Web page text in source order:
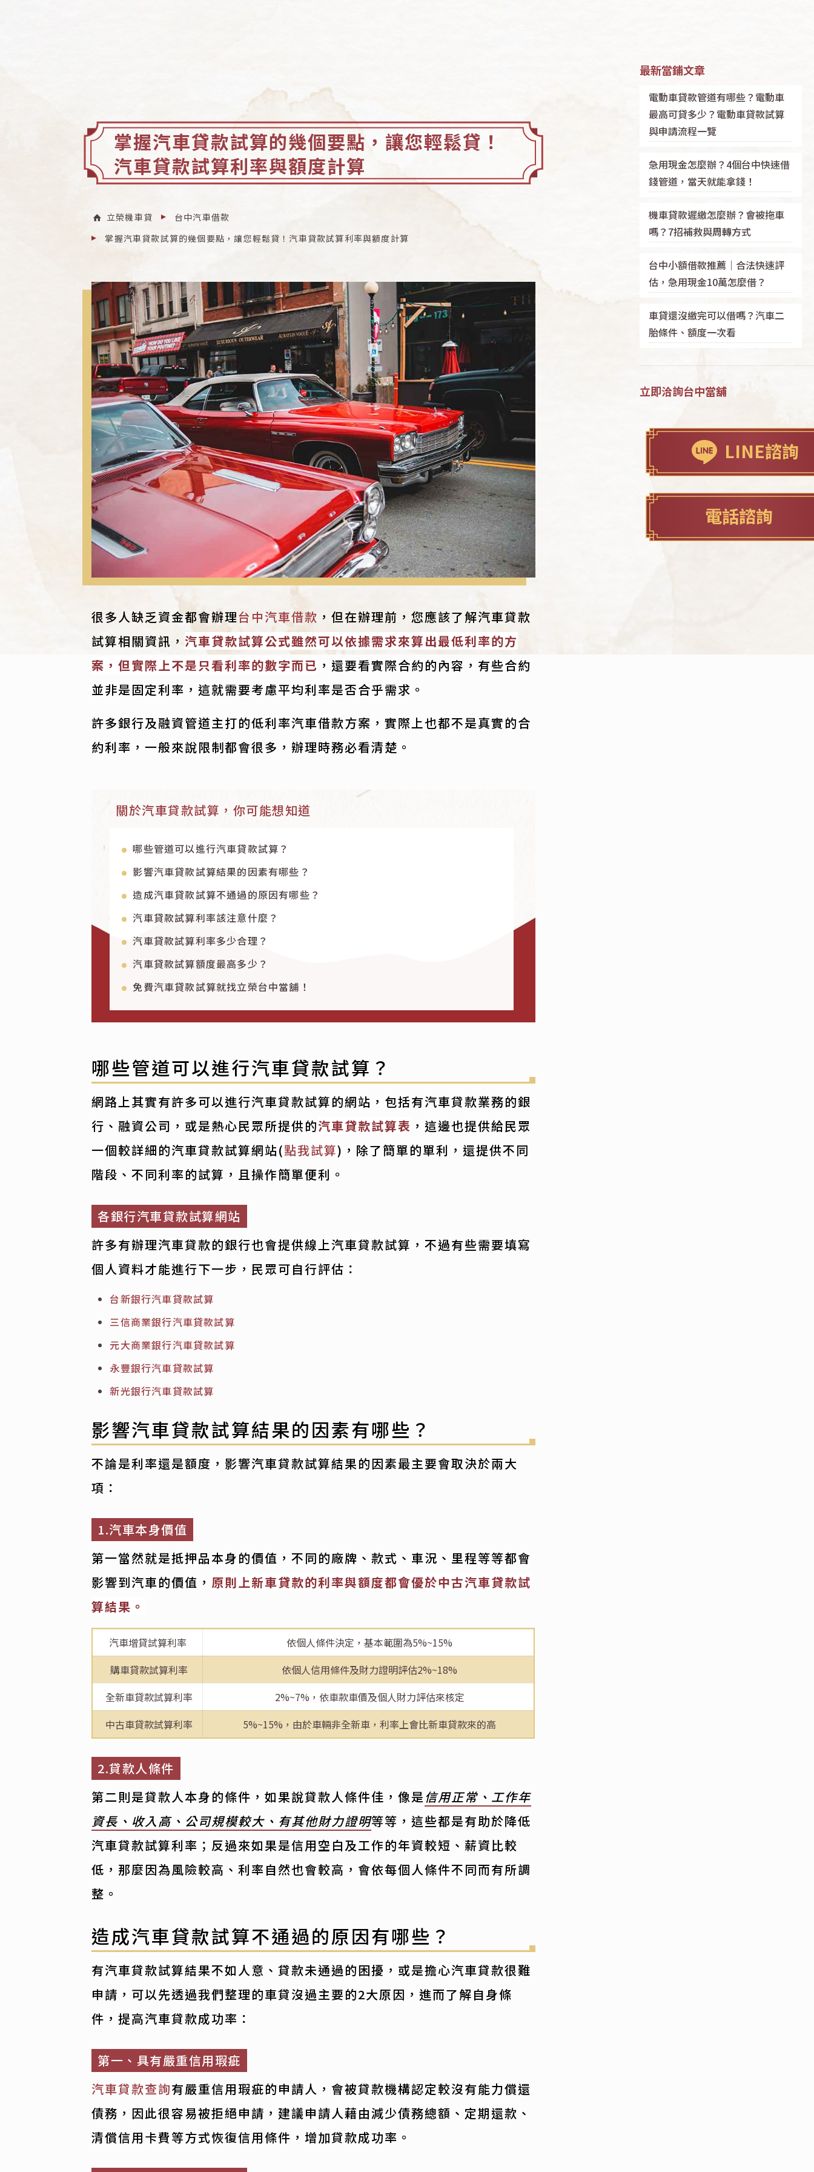
掌握汽車貸款試算的幾個要點，讓您輕鬆貸！
汽車貸款試算利率與額度計算
立榮機車貸
台中汽車借款
掌握汽車貸款試算的幾個要點，讓您輕鬆貸！汽車貸款試算利率與額度計算
很多人缺乏資金都會辦理台中汽車借款 ，但在辦理前，您應該了解汽車貸款
試算相關資訊，汽車貸款試算公式雖然可以依據需求來算出最低利率的方
案，但實際上不是只看利率的數字而已 ，還要看實際合約的內容，有些合約
並非是固定利率，這就需要考慮平均利率是否合乎需求。
許多銀行及融資管道主打的低利率汽車借款方案，實際上也都不是真實的合
約利率，一般來說限制都會很多，辦理時務必看清楚。
關於汽車貸款試算，你可能想知道
哪些管道可以進行汽車貸款試算？
影響汽車貸款試算結果的因素有哪些？
造成汽車貸款試算不通過的原因有哪些？
汽車貸款試算利率該注意什麼？
汽車貸款試算利率多少合理？
汽車貸款試算額度最高多少？
免費汽車貸款試算就找立榮台中當舖！
哪些管道可以進行汽車貸款試算？
網路上其實有許多可以進行汽車貸款試算的網站，包括有汽車貸款業務的銀
行、融資公司，或是熱心民眾所提供的汽車貸款試算表 ，這邊也提供給民眾
一個較詳細的汽車貸款試算網站(點我試算)，除了簡單的單利，還提供不同
階段、不同利率的試算，且操作簡單便利。
各銀行汽車貸款試算網站
許多有辦理汽車貸款的銀行也會提供線上汽車貸款試算，不過有些需要填寫
個人資料才能進行下一步，民眾可自行評估：
台新銀行汽車貸款試算
三信商業銀行汽車貸款試算
元大商業銀行汽車貸款試算
永豐銀行汽車貸款試算
新光銀行汽車貸款試算
影響汽車貸款試算結果的因素有哪些？
不論是利率還是額度，影響汽車貸款試算結果的因素最主要會取決於兩大
項：
1.汽車本身價值
第一當然就是抵押品本身的價值，不同的廠牌、款式、車況、里程等等都會
影響到汽車的價值， 原則上新車貸款的利率與額度都會優於中古汽車貸款試
算結果。
汽車增貸試算利率
依個人條件決定，基本範圍為5%~15%
購車貸款試算利率
依個人信用條件及財力證明評估2%~18%
全新車貸款試算利率
2%~7%，依車款車價及個人財力評估來核定
中古車貸款試算利率
5%~15%，由於車輛非全新車，利率上會比新車貸款來的高
2.貸款人條件
第二則是貸款人本身的條件，如果說貸款人條件佳，像是 信用正常、工作年
資長、收入高、公司規模較大、有其他財力證明等等，這些都是有助於降低
汽車貸款試算利率；反過來如果是信用空白及工作的年資較短、薪資比較
低，那麼因為風險較高、利率自然也會較高，會依每個人條件不同而有所調
整。
造成汽車貸款試算不通過的原因有哪些？
有汽車貸款試算結果不如人意、貸款未通過的困擾，或是擔心汽車貸款很難
申請，可以先透過我們整理的車貸沒過主要的2大原因，進而了解自身條
件，提高汽車貸款成功率：
第一、具有嚴重信用瑕疵
汽車貸款查詢有嚴重信用瑕疵的申請人，會被貸款機構認定較沒有能力償還
債務，因此很容易被拒絕申請，建議申請人藉由減少債務總額、定期還款、
清償信用卡費等方式恢復信用條件，增加貸款成功率。
最新當鋪文章
電動車貸款管道有哪些？電動車
最高可貸多少？電動車貸款試算
與申請流程一覽
急用現金怎麼辦？4個台中快速借
錢管道，當天就能拿錢！
機車貸款遲繳怎麼辦？會被拖車
嗎？7招補救與周轉方式
台中小額借款推薦｜合法快速評
估，急用現金10萬怎麼借？
車貸還沒繳完可以借嗎？汽車二
胎條件、額度一次看
立即洽詢台中當舖
LINE諮詢
電話諮詢